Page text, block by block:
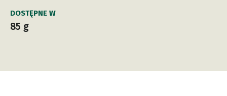
DOSTĘPNE W
85 g